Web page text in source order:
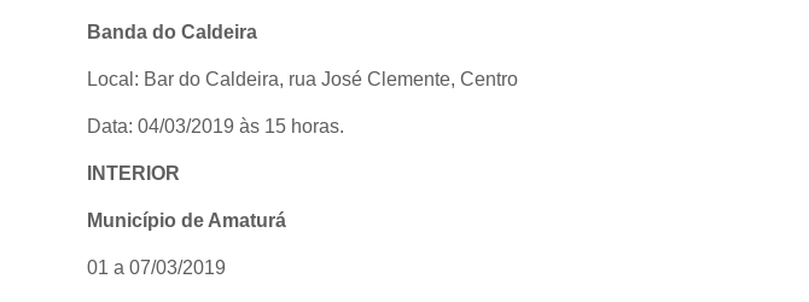
Banda do Caldeira
Local: Bar do Caldeira, rua José Clemente, Centro
Data: 04/03/2019 às 15 horas.
INTERIOR
Município de Amaturá
01 a 07/03/2019